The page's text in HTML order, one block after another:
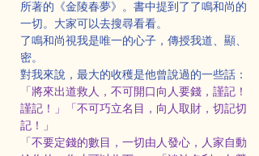
所著的《金陵春夢》。書中提到了了鳴和尚的
一切。大家可以去搜尋看看。
了鳴和尚視我是唯一的心子，傳授我道、顯、
密。
對我來說，最大的收穫是他曾說過的一些話：
「將來出道救人，不可開口向人要錢，謹記！
謹記！」「不可巧立名目，向人取財，切記切
記！」
「不要定錢的數目，一切由人發心，人家自動